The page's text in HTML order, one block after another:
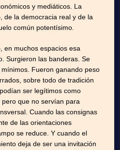
y mediáticos. La
de la democracia real y de la
común potentísimo.
en muchos espacios esa
Surgieron las banderas. Se
Fueron ganando peso
sobre todo de tradición
ser legítimos como
que no servían para
Cuando las consignas
de las orientaciones
se reduce. Y cuando el
deja de ser una invitación